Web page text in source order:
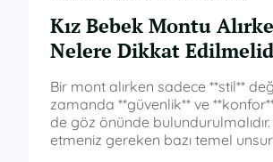
Kız Bebek Montu
Nelere Dikkat
Bir mont alırken sadece **stil**
zamanda **güvenlik** ve
de göz önünde
etmeniz gereken bazı temel